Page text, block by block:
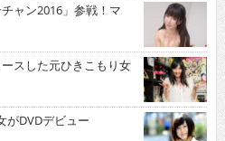
ャン2016」参戦！マ
スした元ひきこもり女
DVDデビュー